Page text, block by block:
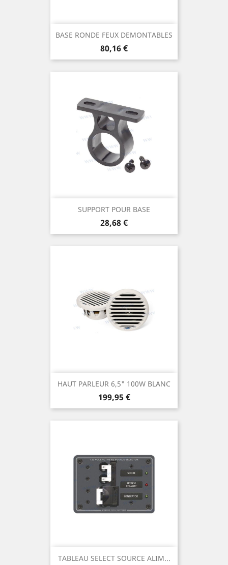
BASE RONDE FEUX DEMONTABLES
Prix
80,16 €
SUPPORT POUR BASE
Prix
28,68 €
HAUT PARLEUR 6,5" 100W BLANC
Prix
199,95 €
TABLEAU SELECT SOURCE ALIM...